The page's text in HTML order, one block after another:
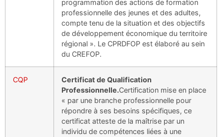
programmation des actions de formation
professionnelle des jeunes et des adultes,
compte tenu de la situation et des objectifs
de développement économique du territoire
régional ». Le CPRDFOP est élaboré au sein
du CREFOP.
CQP
Certificat de Qualification
Professionnelle.Certification mise en place
« par une branche professionnelle pour
répondre à ses besoins spécifiques, ce
certificat atteste de la maîtrise par un
individu de compétences liées à une